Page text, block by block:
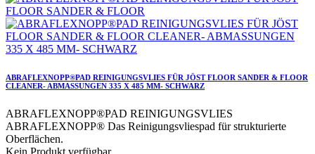
ABRAFLEXNOPP®PAD REINIGUNGSVLIES FÜR JÖST FLOOR SANDER & FLOOR
CLEANER- ABMASSUNGEN 335 X 485 MM- SCHWARZ
ABRAFLEXNOPP®PAD REINIGUNGSVLIES
ABRAFLEXNOPP® Das Reinigungsvliespad für strukturierte
Oberflächen.